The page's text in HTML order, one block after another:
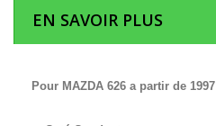
EN SAVOIR PLUS
Pour MAZDA 626 a partir de 1997